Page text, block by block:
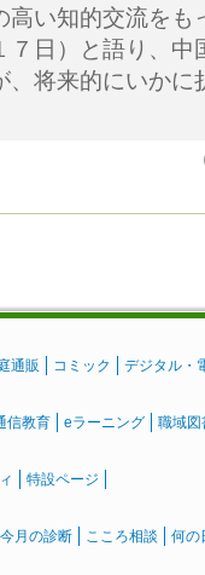
高い知的交流をも
７日）と語り、
将来的にいかに
通販 コミック デジタル・
信教育 eラーニング 職域図
特設ページ
月の診断 こころ相談 何の